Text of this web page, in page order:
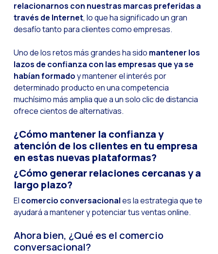
Atendimento ao
Comércio
Como digitalizar
Novas tecnologias
Como melhorar a
Inteligência
Automatize a
Gerenciamento
relacionarnos con nuestras marcas preferidas a
través de Internet, lo que ha significado un gran
desafío tanto para clientes como empresas.
Uno de los retos más grandes ha sido mantener los
lazos de confianza con las empresas que ya se
habían formadoy mantener el interés por
determinado producto en una competencia
muchísimo más amplia que a un solo clic de distancia
ofrece cientos de alternativas.
¿Cómo mantener la confianza y
atención de los clientes en tu empresa
en estas nuevas plataformas?
¿Cómo generar relaciones cercanas y a
largo plazo?
El comercio conversacionales la estrategia que te
ayudará a mantener y potenciar tus ventas online.
Ahora bien, ¿Qué es el comercio
conversacional?